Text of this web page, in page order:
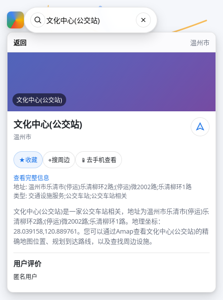
返回 温州市
文化中心(公交站)
文化中心(公交站)
温州市
★收藏 ⌖搜周边 📱 去手机查看
查看完整信息
地址: 温州市乐清市(停运)乐清柳环2路;(停运)微2002路;乐清柳环1路
类型: 交通设施服务;公交车站;公交车站相关
文化中心(公交站)是一家公交车站相关，地址为温州市乐清市(停运)乐
清柳环2路;(停运)微2002路;乐清柳环1路。地理坐标：
28.039158,120.889761。您可以通过Amap查看文化中心(公交站)的精
确地图位置、规划到达路线，以及查找周边设施。
用户评价
匿名用户